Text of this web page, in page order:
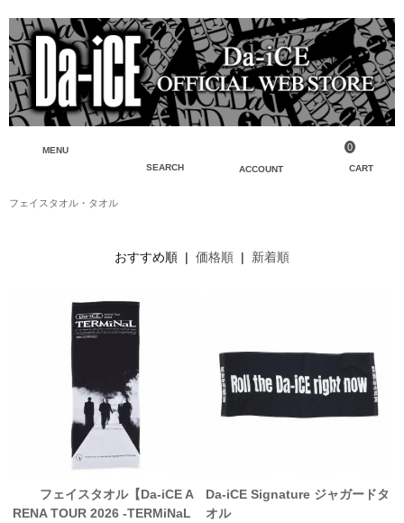
MENU
SEARCH
ACCOUNT CART
0
ペンライト・ブレスレットライト
パーカー・スウェット・ブルゾン
キーホルダー・チャーム
アクリルスタンド・アクセサリー・帽子
缶バッジ・ステッカー
生活雑貨・菓子・ゲーム
マイアカウント
フェイスタオル・タオル
おすすめ順 | 価格順 | 新着順
フェイスタオル【Da-iCE A
RENA TOUR 2026 -TERMiNaL
Da-iCE Signature ジャガードタ
オル